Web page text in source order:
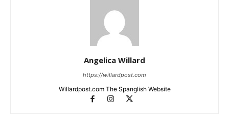
Angelica Willard
https://willardpost.com
Willardpost.com The Spanglish Website